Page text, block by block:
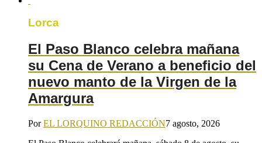
Lorca
El Paso Blanco celebra mañana
su Cena de Verano a beneficio del
nuevo manto de la Virgen de la
Amargura
PorEL LORQUINO REDACCIÓN7 agosto, 2026